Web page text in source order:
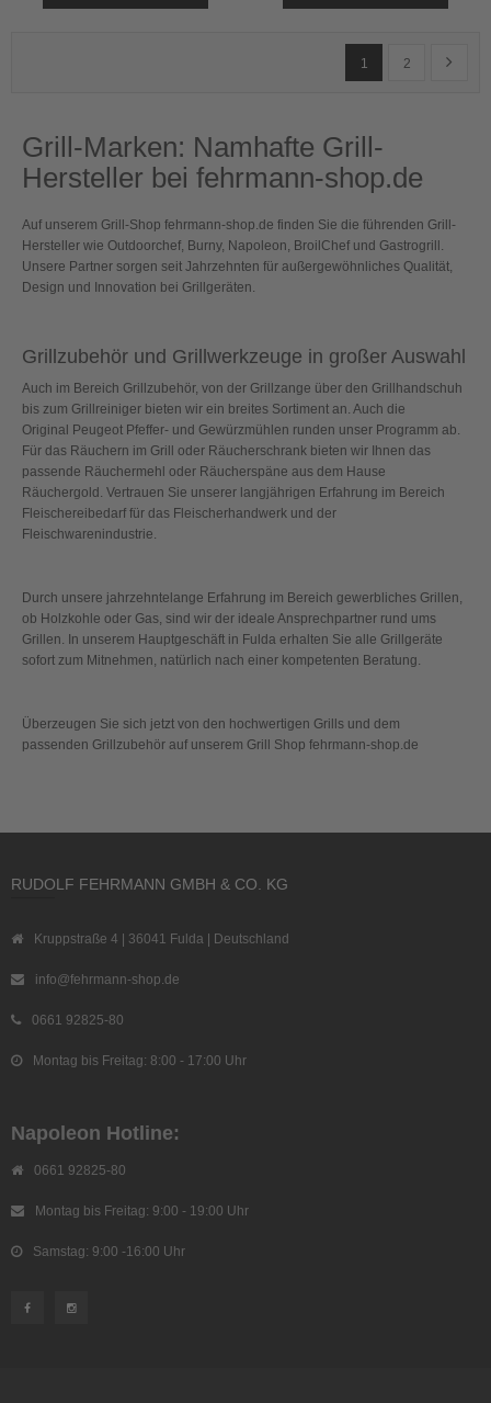
1
2
Weiter
Grill-Marken: Namhafte Grill-
Hersteller bei fehrmann-shop.de
Auf unserem Grill-Shop fehrmann-shop.de finden Sie die führenden Grill-
Hersteller wie Outdoorchef, Burny, Napoleon, BroilChef und Gastrogrill.
Unsere Partner sorgen seit Jahrzehnten für außergewöhnliches Qualität,
Design und Innovation bei Grillgeräten.
Grillzubehör und Grillwerkzeuge in großer Auswahl
Auch im Bereich Grillzubehör, von der Grillzange über den Grillhandschuh
bis zum Grillreiniger bieten wir ein breites Sortiment an. Auch die
Original Peugeot Pfeffer- und Gewürzmühlen runden unser Programm ab.
Für das Räuchern im Grill oder Räucherschrank bieten wir Ihnen das
passende Räuchermehl oder Räucherspäne aus dem Hause
Räuchergold. Vertrauen Sie unserer langjährigen Erfahrung im Bereich
Fleischereibedarf für das Fleischerhandwerk und der
Fleischwarenindustrie.
Durch unsere jahrzehntelange Erfahrung im Bereich gewerbliches Grillen,
ob Holzkohle oder Gas, sind wir der ideale Ansprechpartner rund ums
Grillen. In unserem Hauptgeschäft in Fulda erhalten Sie alle Grillgeräte
sofort zum Mitnehmen, natürlich nach einer kompetenten Beratung.
Überzeugen Sie sich jetzt von den hochwertigen Grills und dem
passenden Grillzubehör auf unserem Grill Shop fehrmann-shop.de
RUDOLF FEHRMANN GMBH & CO. KG
Kruppstraße 4 | 36041 Fulda | Deutschland
info@fehrmann-shop.de
0661 92825-80
Montag bis Freitag: 8:00 - 17:00 Uhr
Napoleon Hotline:
0661 92825-80
Montag bis Freitag: 9:00 - 19:00 Uhr
Samstag: 9:00 -16:00 Uhr